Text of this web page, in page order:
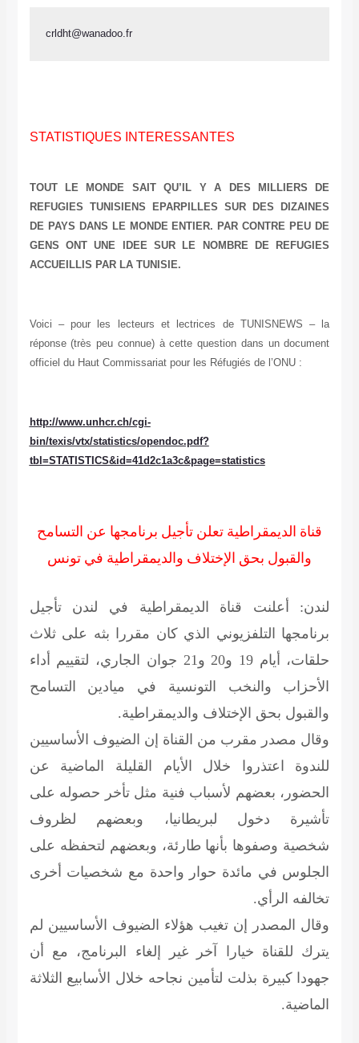
crldht@wanadoo.fr
STATISTIQUES INTERESSANTES
TOUT LE MONDE SAIT QU’IL Y A DES MILLIERS DE
REFUGIES TUNISIENS EPARPILLES SUR DES DIZAINES
DE PAYS DANS LE MONDE ENTIER. PAR CONTRE PEU DE
GENS ONT UNE IDEE SUR LE NOMBRE DE REFUGIES
ACCUEILLIS PAR LA TUNISIE.
Voici – pour les lecteurs et lectrices de TUNISNEWS – la
réponse (très peu connue) à cette question dans un document
officiel du Haut Commissariat pour les Réfugiés de l’ONU :
http://www.unhcr.ch/cgi-
bin/texis/vtx/statistics/opendoc.pdf?
tbl=STATISTICS&id=41d2c1a3c&page=statistics
قناة الديمقراطية تعلن تأجيل برنامجها عن التسامح
والقبول بحق الإختلاف والديمقراطية في تونس
لندن: أعلنت قناة الديمقراطية في لندن تأجيل
برنامجها التلفزيوني الذي كان مقررا بثه على ثلاث
حلقات، أيام 19 و20 و21 جوان الجاري، لتقييم أداء
الأحزاب والنخب التونسية في ميادين التسامح
والقبول بحق الإختلاف والديمقراطية.
وقال مصدر مقرب من القناة إن الضيوف الأساسيين
للندوة اعتذروا خلال الأيام القليلة الماضية عن
الحضور، بعضهم لأسباب فنية مثل تأخر حصوله على
تأشيرة دخول لبريطانيا، وبعضهم لظروف
شخصية وصفوها بأنها طارئة، وبعضهم لتحفظه على
الجلوس في مائدة حوار واحدة مع شخصيات أخرى
تخالفه الرأي.
وقال المصدر إن تغيب هؤلاء الضيوف الأساسيين لم
يترك للقناة خيارا آخر غير إلغاء البرنامج، مع أن
جهودا كبيرة بذلت لتأمين نجاحه خلال الأسابيع الثلاثة
الماضية.